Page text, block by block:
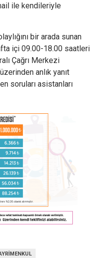
ile kendileriyle
bir arada sunan
içi 09.00-18.00 saatleri
Çağrı Merkezi
anlık yanıt
soruları asistanları